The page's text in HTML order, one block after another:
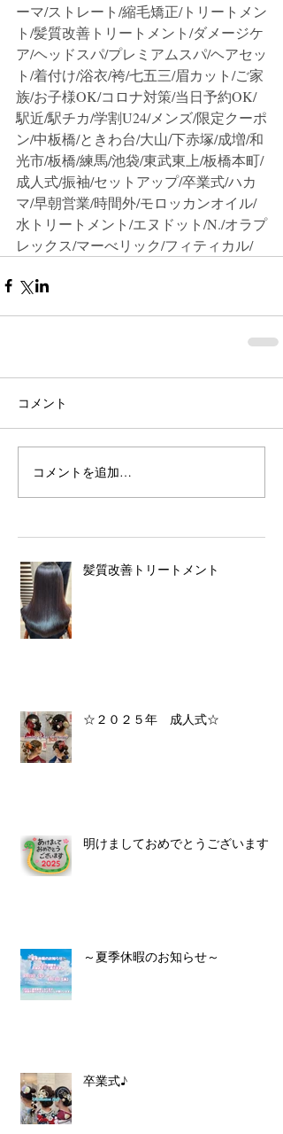
ーマ/ストレート/縮毛矯正/トリートメン
ト/髪質改善トリートメント/ダメージケ
ア/ヘッドスパ/プレミアムスパ/ヘアセッ
ト/着付け/浴衣/袴/七五三/眉カット/ご家
族/お子様OK/コロナ対策/当日予約OK/
駅近/駅チカ/学割U24/メンズ/限定クーポ
ン/中板橋/ときわ台/大山/下赤塚/成増/和
光市/板橋/練馬/池袋/東武東上/板橋本町/
成人式/振袖/セットアップ/卒業式/ハカ
マ/早朝営業/時間外/モロッカンオイル/
水トリートメント/エヌドット/N./オラプ
レックス/マーべリック/フィティカル/
コメント
コメントを追加…
髪質改善トリートメント
☆２０２５年 成人式☆
明けましておめでとうございます！
～夏季休暇のお知らせ～
卒業式♪